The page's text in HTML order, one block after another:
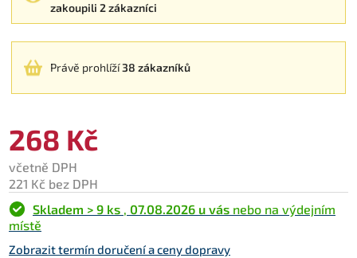
zakoupili 2 zákazníci
Právě prohlíží38 zákazníků
268 Kč
včetně DPH
221 Kč bez DPH
Skladem > 9 ks , 07.08.2026 u vás nebo na výdejním
místě
Zobrazit termín doručení a ceny dopravy